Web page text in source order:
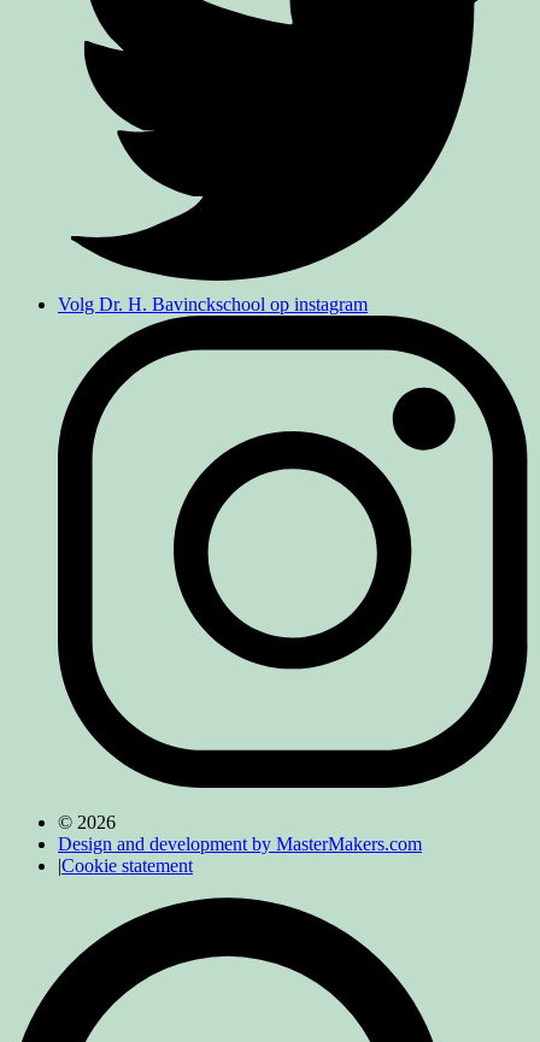
Volg Dr. H. Bavinckschool op instagram
© 2026
Design and development by MasterMakers.com
|Cookie statement